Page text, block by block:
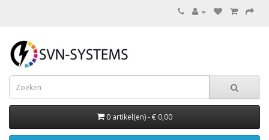
0 artikel(en) - € 0,00